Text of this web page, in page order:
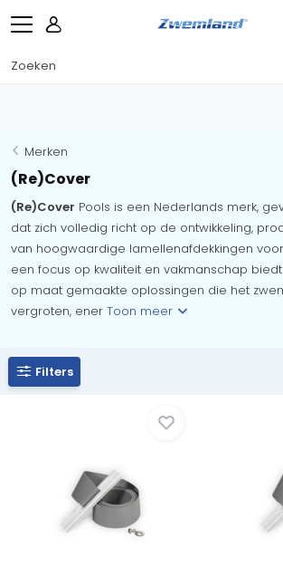
Merken
(Re)Cover
(Re)Cover Pools is een Nederlands merk,
dat zich volledig richt op de ontwikkeling,
van hoogwaardige lamellenafdekkingen
een focus op kwaliteit en vakmanschap biedt
op maat gemaakte oplossingen die het
vergroten, ener Toon meer
Filters